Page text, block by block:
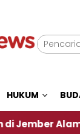
HUKUM
Alami Krisi Air